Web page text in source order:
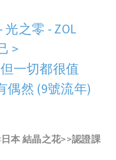
光之零 - ZOL
>
一切都很值
偶然 (9號流年)
本 結晶之花>>認證課